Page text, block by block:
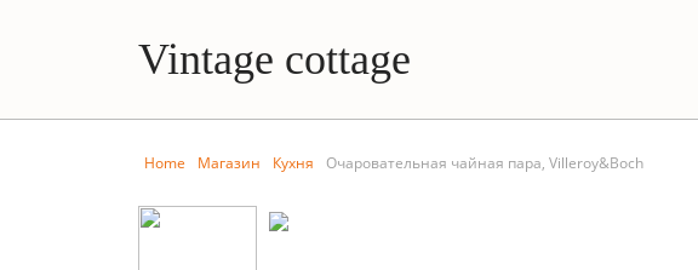
Vintage cottage
Home Магазин Кухня Очаровательная чайная пара, Villeroy&Boch